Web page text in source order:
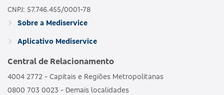
CNPJ: 57.746.455/0001-78
Sobre a Mediservice
Aplicativo Mediservice
Central de Relacionamento
4004 2772 - Capitais e Regiões Metropolitanas
0800 703 0023 - Demais localidades